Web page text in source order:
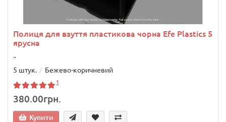
Полиця для взуття пластикова чорна Efe Plastics 5
ярусна
..
5 штук.
Бежево-коричневий
1
380.00грн.
Купити